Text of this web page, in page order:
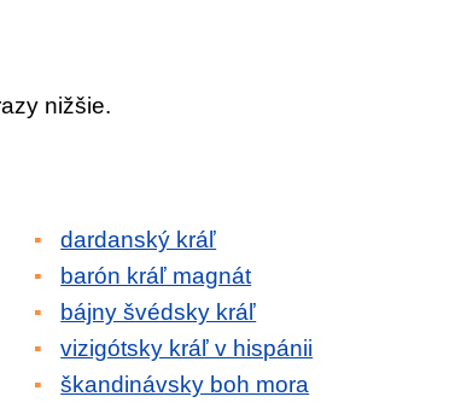
nižšie.
dardanský kráľ
barón kráľ magnát
bájny švédsky kráľ
vizigótsky kráľ v hispánii
škandinávsky boh mora